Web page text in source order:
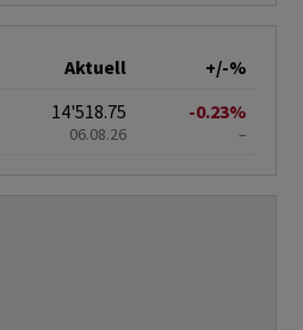
Aktuell
+/-%
14'518.75
06.08.26
-0.23%
–